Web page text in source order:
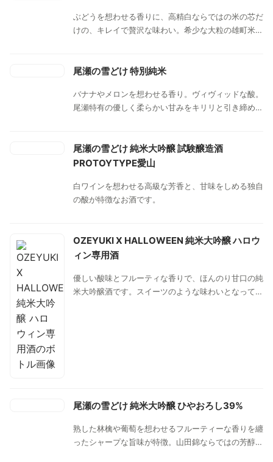
ぶどうを想わせる香りに、高精白ならではの米の芯だ
けの、キレイで贅沢な味わい。希少な大粒の雄町米を
尾瀬の雪どけ 特別純米
バナナやメロンを想わせる香り。ヴィヴィッドな酸。
尾瀬特有の優しく柔らかい甘みをキリリと引き締めて
尾瀬の雪どけ 純米大吟醸 試験醸造酒
PROTOYTYPE愛山
白ワインを想わせる高級な芳香と、甘味をしめる独自
の酸が特徴なお酒です。
OZEYUKI X HALLOWEEN 純米大吟醸 ハロウ
ィン専用酒
優しい酸味とフルーティな香りで、ほんのり甘口の純
米大吟醸酒です。スイーツのような味わいとなってい
尾瀬の雪どけ 純米大吟醸 ひやおろし39%
熟した林檎や葡萄を想わせるフルーティーな香りを纏
ったシャープな旨味が特徴。山田錦ならではの芳醇な